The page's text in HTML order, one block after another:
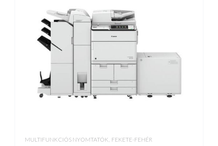
MULTIFUNKCIÓS NYOMTATÓK FEKETE-FEHÉR